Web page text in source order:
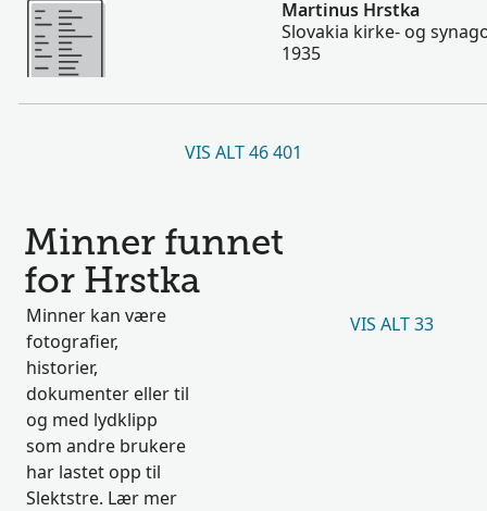
Martinus Hrstka
Slovakia kirke- og
1935
VIS ALT 46 401
Minner funnet
for Hrstka
Minner kan være
fotografier,
historier,
dokumenter eller til
og med lydklipp
som andre brukere
har lastet opp til
Slektstre. Lær mer
VIS ALT 33